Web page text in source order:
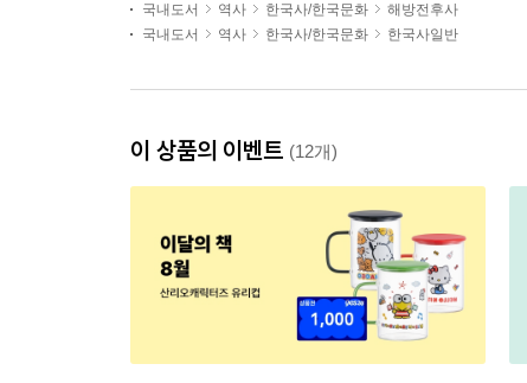
국내도서 역사 한국사/한국문화
해방전후사
국내도서
역사 한국사/한국문화 한국사일반
이 상품의 이벤트 (12개)